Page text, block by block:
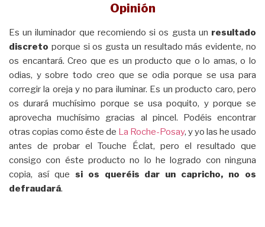
Opinión
Es un iluminador que recomiendo si os gusta un resultado
discreto porque si os gusta un resultado más evidente, no
os encantará. Creo que es un producto que o lo amas, o lo
odias, y sobre todo creo que se odia porque se usa para
corregir la oreja y no para iluminar. Es un producto caro, pero
os durará muchísimo porque se usa poquito, y porque se
aprovecha muchísimo gracias al pincel. Podéis encontrar
otras copias como éste de La Roche-Posay, y yo las he usado
antes de probar el Touche Éclat, pero el resultado que
consigo con éste producto no lo he logrado con ninguna
copia, así que si os queréis dar un capricho, no os
defraudará.